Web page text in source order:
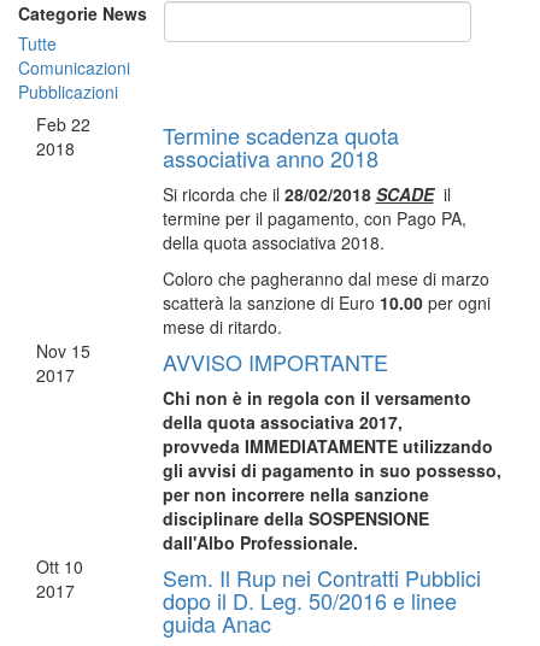
Categorie News
Tutte
Comunicazioni
Pubblicazioni
Feb 22
2018
Termine scadenza quota
associativa anno 2018
Si ricorda che il 28/02/2018 SCADE il
termine per il pagamento, con Pago PA,
della quota associativa 2018.
Coloro che pagheranno dal mese di marzo
scatterà la sanzione di Euro 10.00per ogni
mese di ritardo.
Nov 15
2017
AVVISO IMPORTANTE
Chi non è in regola con il versamento
della quota associativa 2017,
provveda IMMEDIATAMENTE utilizzando
gli avvisi di pagamento in suo possesso,
per non incorrere nella sanzione
disciplinare della SOSPENSIONE
dall'Albo Professionale.
Ott 10
2017
Sem. Il Rup nei Contratti Pubblici
dopo il D. Leg. 50/2016 e linee
guida Anac